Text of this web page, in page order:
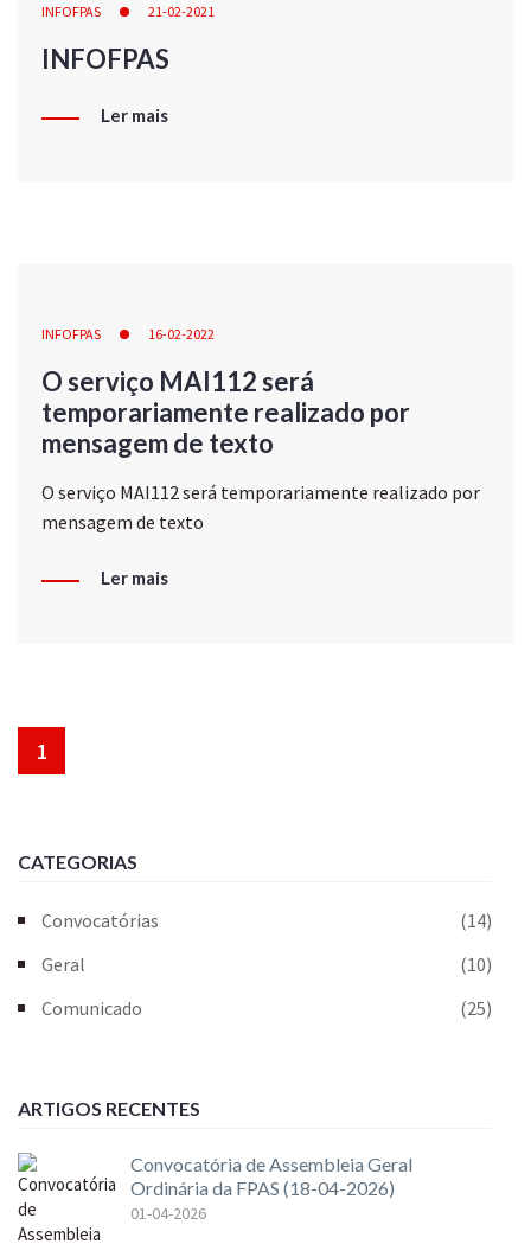
INFOFPAS 21-02-2021
INFOFPAS
Ler mais
INFOFPAS 16-02-2022
O serviço MAI112 será
temporariamente realizado por
mensagem de texto
O serviço MAI112 será temporariamente realizado por
mensagem de texto
Ler mais
1
CATEGORIAS
Convocatórias
(14)
Geral
(10)
Comunicado
(25)
ARTIGOS RECENTES
Convocatória de Assembleia Geral
Ordinária da FPAS (18-04-2026)
01-04-2026